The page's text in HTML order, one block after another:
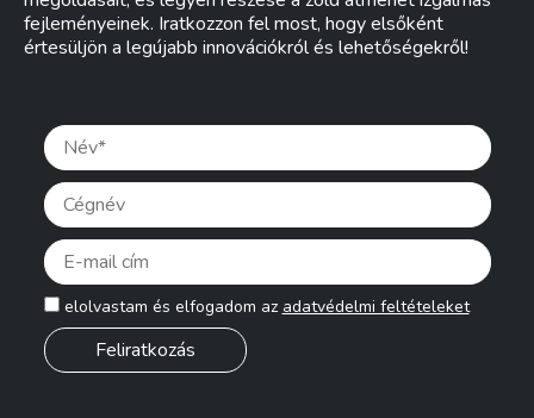
fejleményeinek. Iratkozzon fel most, hogy elsőként
értesüljön a legújabb innovációkról és lehetőségekről!
elolvastam és elfogadom az adatvédelmi feltételeket